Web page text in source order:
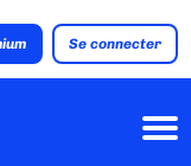
Se connecter